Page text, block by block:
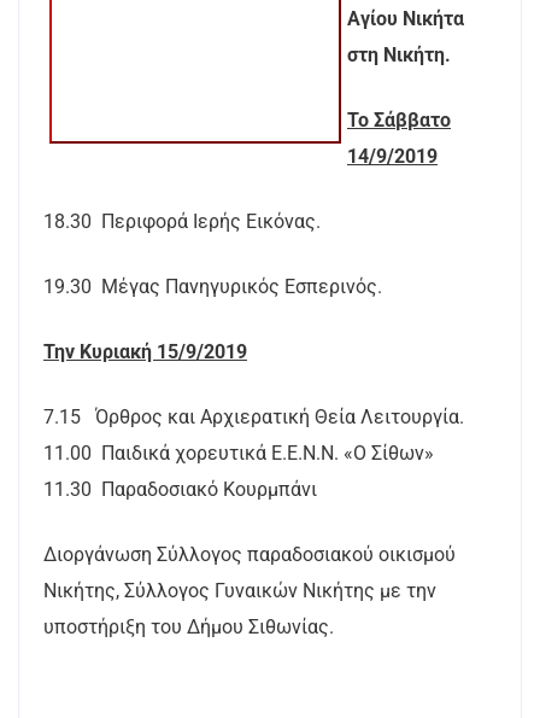
Αγίου Νικήτα
στη Νικήτη.
Το Σάββατο
14/9/2019
18.30 Περιφορά Ιερής Εικόνας.
19.30 Μέγας Πανηγυρικός Εσπερινός.
Την Κυριακή 15/9/2019
7.15 Όρθρος και Αρχιερατική Θεία Λειτουργία.
11.00 Παιδικά χορευτικά Ε.Ε.Ν.Ν. «Ο Σίθων»
11.30 Παραδοσιακό Κουρμπάνι
Διοργάνωση Σύλλογος παραδοσιακού οικισμού
Νικήτης, Σύλλογος Γυναικών Νικήτης με την
υποστήριξη του Δήμου Σιθωνίας.